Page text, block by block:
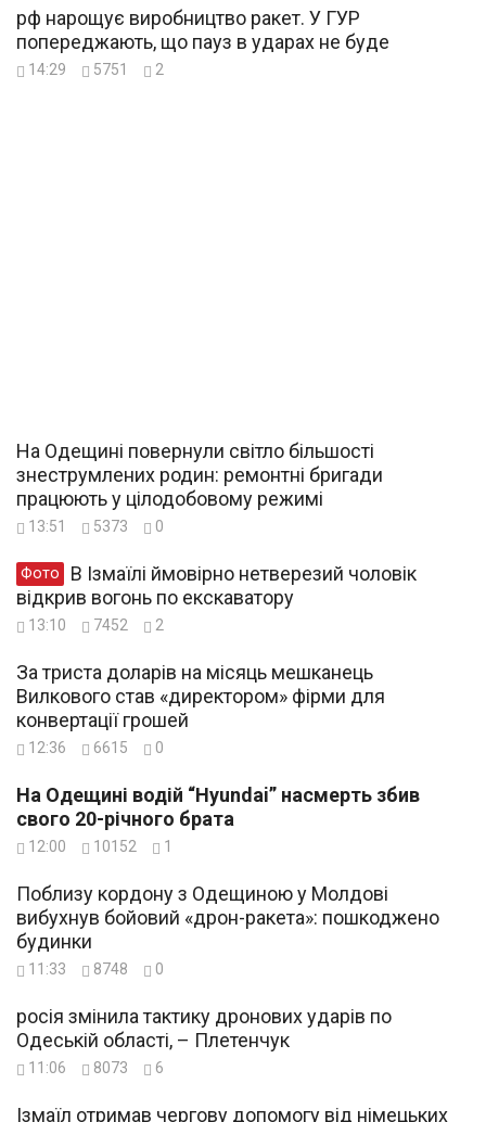
рф нарощує виробництво ракет. У ГУР
попереджають, що пауз в ударах не буде
14:29 5751 2
На Одещині повернули світло більшості
знеструмлених родин: ремонтні бригади
працюють у цілодобовому режимі
13:51 5373 0
Фото
відкрив вогонь по екскаватору
13:10 7452 2
За триста доларів на місяць мешканець
Вилкового став «директором» фірми для
конвертації грошей
12:36 6615 0
На Одещині водій “Hyundai” насмерть збив
свого 20-річного брата
12:00 10152 1
Поблизу кордону з Одещиною у Молдові
вибухнув бойовий «дрон-ракета»: пошкоджено
будинки
11:33 8748 0
росія змінила тактику дронових ударів по
Одеській області, – Плетенчук
11:06 8073 6
Ізмаїл отримав чергову допомогу від німецьких